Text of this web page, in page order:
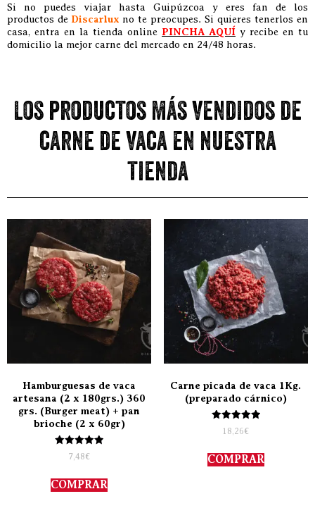
Si no puedes viajar hasta Guipúzcoa y eres fan de los
productos de Discarlux no te preocupes. Si quieres tenerlos en
casa, entra en la tienda online PINCHA AQUÍ y recibe en tu
domicilio la mejor carne del mercado en 24/48 horas.
Los productos más vendidos de
carne de vaca en nuestra
tienda
Hamburguesas de vaca
artesana (2 x 180grs.) 360
grs. (Burger meat) + pan
brioche (2 x 60gr)
Valorado
con
de 5
7,48€
COMPRAR
Carne picada de vaca 1Kg.
(preparado cárnico)
Valorado
con
de 5
18,26€
COMPRAR